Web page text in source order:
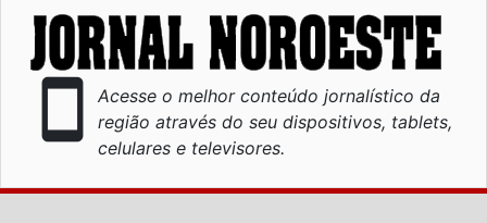
smartphone
Acesse o melhor conteúdo jornalístico da
região através do seu dispositivos, tablets,
celulares e televisores.